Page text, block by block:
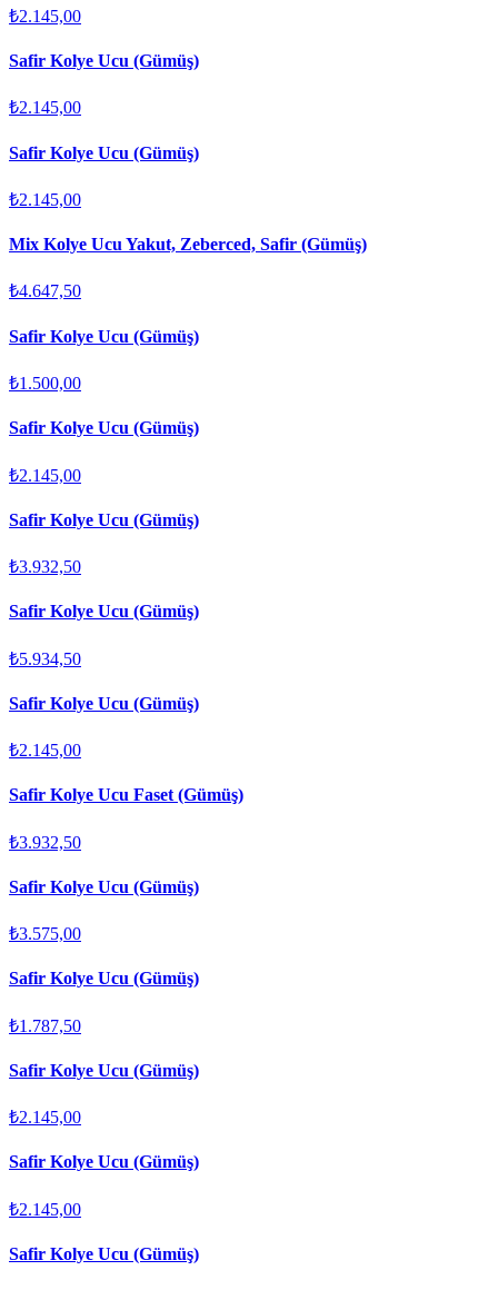
₺2.145,00
Safir Kolye Ucu (Gümüş)
₺2.145,00
Safir Kolye Ucu (Gümüş)
₺2.145,00
Mix Kolye Ucu Yakut, Zeberced, Safir (Gümüş)
₺4.647,50
Safir Kolye Ucu (Gümüş)
₺1.500,00
Safir Kolye Ucu (Gümüş)
₺2.145,00
Safir Kolye Ucu (Gümüş)
₺3.932,50
Safir Kolye Ucu (Gümüş)
₺5.934,50
Safir Kolye Ucu (Gümüş)
₺2.145,00
Safir Kolye Ucu Faset (Gümüş)
₺3.932,50
Safir Kolye Ucu (Gümüş)
₺3.575,00
Safir Kolye Ucu (Gümüş)
₺1.787,50
Safir Kolye Ucu (Gümüş)
₺2.145,00
Safir Kolye Ucu (Gümüş)
₺2.145,00
Safir Kolye Ucu (Gümüş)